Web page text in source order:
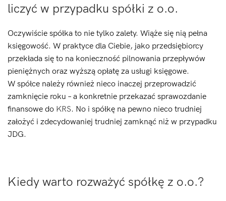
liczyć w przypadku spółki z o.o.
Oczywiście spółka to nie tylko zalety. Wiąże się nią pełna
księgowość. W praktyce dla Ciebie, jako przedsiębiorcy
przekłada się to na konieczność pilnowania przepływów
pieniężnych oraz wyższą opłatę za usługi księgowe.
W spółce należy również nieco inaczej przeprowadzić
zamknięcie roku – a konkretnie przekazać sprawozdanie
finansowe do KRS. No i spółkę na pewno nieco trudniej
założyć i zdecydowaniej trudniej zamknąć niż w przypadku
JDG.
Kiedy warto rozważyć spółkę z o.o.?